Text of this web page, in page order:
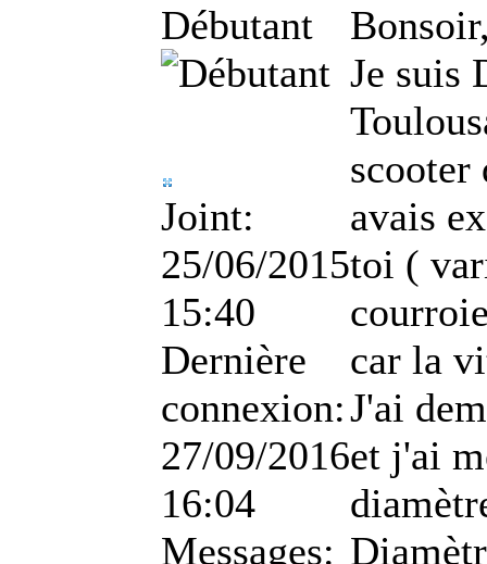
Débutant
Joint:
25/06/2015
15:40
Dernière
connexion:
27/09/2016
16:04
Messages:
Je suis
scooter
avais
toi (
car la
J'ai
et j'ai